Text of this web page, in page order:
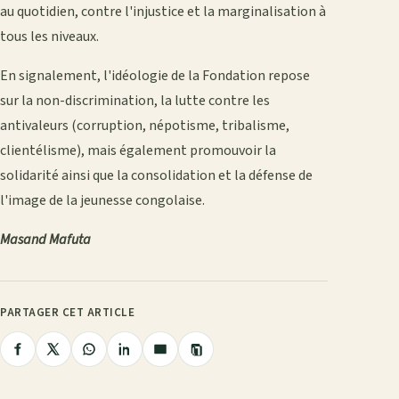
au quotidien, contre l'injustice et la marginalisation à
tous les niveaux.
En signalement, l'idéologie de la Fondation repose
sur la non-discrimination, la lutte contre les
antivaleurs (corruption, népotisme, tribalisme,
clientélisme), mais également promouvoir la
solidarité ainsi que la consolidation et la défense de
l'image de la jeunesse congolaise.
Masand Mafuta
PARTAGER CET ARTICLE
PartagerPartagerPartagerPartagerPartager
Copier
le